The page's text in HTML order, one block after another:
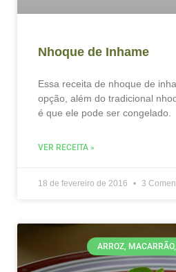
Nhoque de Inhame
Essa receita de nhoque de
opção, além do tradicional
é que ele pode ser congelado.
VER RECEITA »
18 de fevereiro de 2016 3
ARROZ,